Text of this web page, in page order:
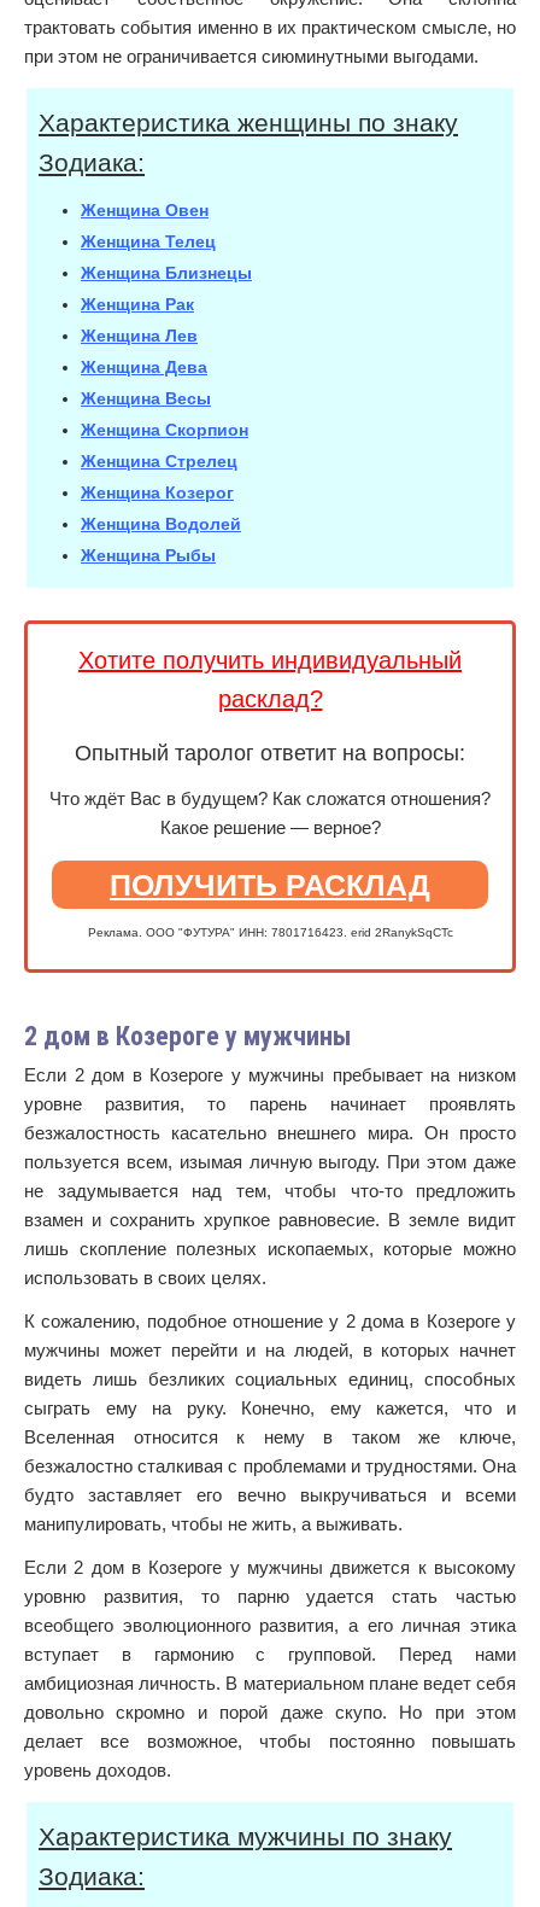
трактовать события именно в их практическом смысле, но
при этом не ограничивается сиюминутными выгодами.
Характеристика женщины по знаку
Зодиака:
Женщина Овен
Женщина Телец
Женщина Близнецы
Женщина Рак
Женщина Лев
Женщина Дева
Женщина Весы
Женщина Скорпион
Женщина Стрелец
Женщина Козерог
Женщина Водолей
Женщина Рыбы
Хотите получить индивидуальный
расклад?
Опытный таролог ответит на вопросы:
Что ждёт Вас в будущем? Как сложатся отношения?
Какое решение — верное?
ПОЛУЧИТЬ РАСКЛАД
Реклама. ООО "ФУТУРА" ИНН: 7801716423. erid 2RanykSqCTc
2 дом в Козероге у мужчины
Если 2 дом в Козероге у мужчины пребывает на низком
уровне развития, то парень начинает проявлять
безжалостность касательно внешнего мира. Он просто
пользуется всем, изымая личную выгоду. При этом даже
не задумывается над тем, чтобы что-то предложить
взамен и сохранить хрупкое равновесие. В земле видит
лишь скопление полезных ископаемых, которые можно
использовать в своих целях.
К сожалению, подобное отношение у 2 дома в Козероге у
мужчины может перейти и на людей, в которых начнет
видеть лишь безликих социальных единиц, способных
сыграть ему на руку. Конечно, ему кажется, что и
Вселенная относится к нему в таком же ключе,
безжалостно сталкивая с проблемами и трудностями. Она
будто заставляет его вечно выкручиваться и всеми
манипулировать, чтобы не жить, а выживать.
Если 2 дом в Козероге у мужчины движется к высокому
уровню развития, то парню удается стать частью
всеобщего эволюционного развития, а его личная этика
вступает в гармонию с групповой. Перед нами
амбициозная личность. В материальном плане ведет себя
довольно скромно и порой даже скупо. Но при этом
делает все возможное, чтобы постоянно повышать
уровень доходов.
Характеристика мужчины по знаку
Зодиака: